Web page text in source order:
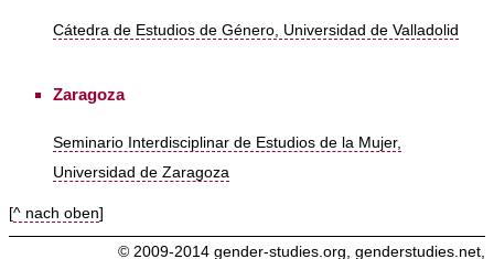
Cátedra de Estudios de Género, Universidad de Valladolid
Zaragoza
Seminario Interdisciplinar de Estudios de la Mujer,
Universidad de Zaragoza
[^ nach oben]
© 2009-2014 gender-studies.org, genderstudies.net,